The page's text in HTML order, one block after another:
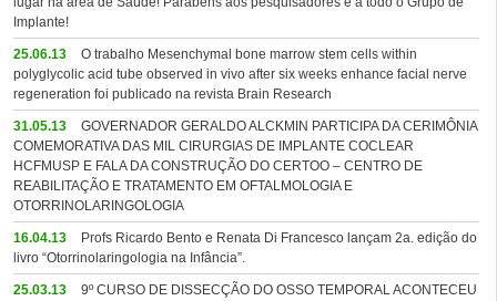
Implante!
25.06.13
O trabalho Mesenchymal bone marrow stem cells within
polyglycolic acid tube observed in vivo after six weeks enhance facial nerve
regeneration foi publicado na revista Brain Research
31.05.13
GOVERNADOR GERALDO ALCKMIN PARTICIPA DA CERIMÔNIA
COMEMORATIVA DAS MIL CIRURGIAS DE IMPLANTE COCLEAR
HCFMUSP E FALA DA CONSTRUÇÃO DO CERTOO – CENTRO DE
REABILITAÇÃO E TRATAMENTO EM OFTALMOLOGIA E
OTORRINOLARINGOLOGIA
16.04.13
Profs Ricardo Bento e Renata Di Francesco lançam 2a. edição do
livro “Otorrinolaringologia na Infância”.
25.03.13
9º CURSO DE DISSECÇÃO DO OSSO TEMPORAL ACONTECEU